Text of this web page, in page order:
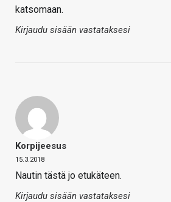
katsomaan.
Kirjaudu sisään vastataksesi
Korpijeesus
15.3.2018
Nautin tästä jo etukäteen.
Kirjaudu sisään vastataksesi